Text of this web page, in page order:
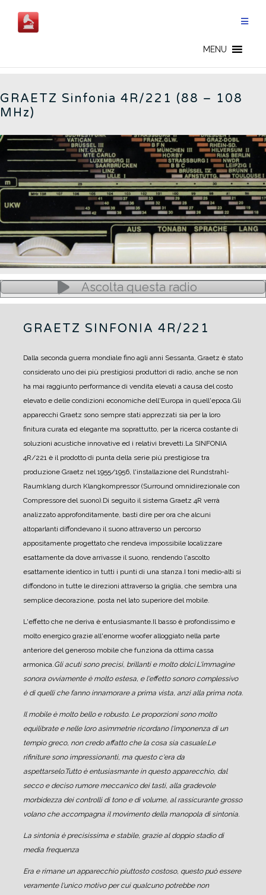
contenuto
MENU
GRAETZ Sinfonia 4R/221 (88 – 108
MHz)
Ascolta questa radio
GRAETZ SINFONIA 4R/221
Dalla seconda guerra mondiale fino agli anni Sessanta, Graetz è stato
considerato uno dei più prestigiosi produttori di radio, anche se non
ha mai raggiunto performance di vendita elevati a causa del costo
elevato e delle condizioni economiche dell'Europa in quell'epoca.Gli
apparecchi Graetz sono sempre stati apprezzati sia per la loro
finitura curata ed elegante ma soprattutto, per la ricerca costante di
soluzioni acustiche innovative ed i relativi brevetti.La SINFONIA
4R/221 è il prodotto di punta della serie più prestigiose tra
produzione Graetz nel 1955/1956, l'installazione del Rundstrahl-
Raumklang durch Klangkompressor (Surround omnidirezionale con
Compressore del suono).Di seguito il sistema Graetz 4R verrà
analizzato approfonditamente, basti dire per ora che alcuni
altoparlanti diffondevano il suono attraverso un percorso
appositamente progettato che rendeva impossibile localizzare
esattamente da dove arrivasse il suono, rendendo l'ascolto
esattamente identico in tutti i punti di una stanza.I toni medio-alti si
diffondono in tutte le direzioni attraverso la griglia, che sembra una
semplice decorazione, posta nel lato superiore del mobile.
L'effetto che ne deriva è entusiasmante.Il basso è profondissimo e
molto energico grazie all'enorme woofer alloggiato nella parte
anteriore del generoso mobile che funziona da ottima cassa
armonica.Gli acuti sono precisi, brillanti e molto dolci.L'immagine
sonora ovviamente è molto estesa, e l'effetto sonoro complessivo
è di quelli che fanno innamorare a prima vista, anzi alla prima nota.
Il mobile è molto bello e robusto. Le proporzioni sono molto
equilibrate e nelle loro asimmetrie ricordano l'imponenza di un
tempio greco, non credo affatto che la cosa sia casuale.Le
rifiniture sono impressionanti, ma questo c'era da
aspettarselo.Tutto è entusiasmante in questo apparecchio, dal
secco e deciso rumore meccanico dei tasti, alla gradevole
morbidezza dei controlli di tono e di volume, al rassicurante grosso
volano che accompagna il movimento della manopola di sintonia.
La sintonia è precisissima e stabile, grazie al doppio stadio di
media frequenza
Era e rimane un apparecchio piuttosto costoso, questo può essere
veramente l'unico motivo per cui qualcuno potrebbe non